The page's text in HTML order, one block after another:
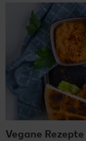
Vegane Rezepte